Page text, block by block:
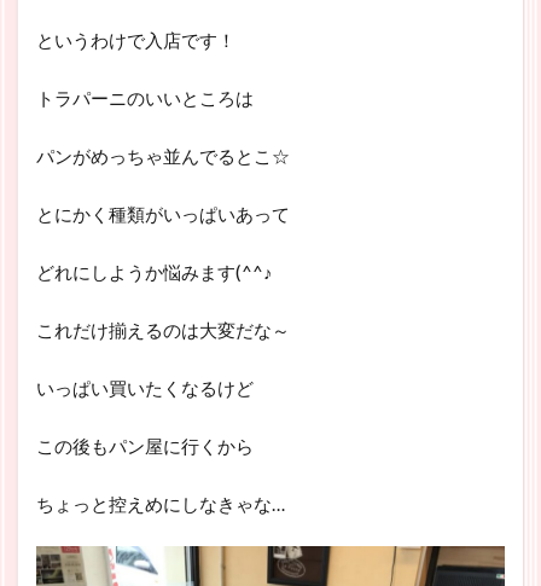
というわけで入店です！
トラパーニのいいところは
パンがめっちゃ並んでるとこ☆
とにかく種類がいっぱいあって
どれにしようか悩みます(^^♪
これだけ揃えるのは大変だな～
いっぱい買いたくなるけど
この後もパン屋に行くから
ちょっと控えめにしなきゃな…